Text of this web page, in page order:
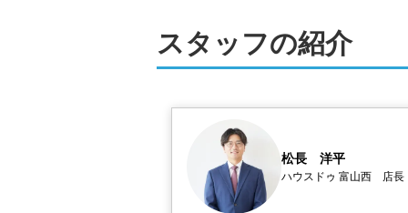
また、新着物件をメール・LINE・
買い手への認知を深めるための宣伝
スタッフの紹介
松長　洋平
ハウスドゥ 富山西　店長